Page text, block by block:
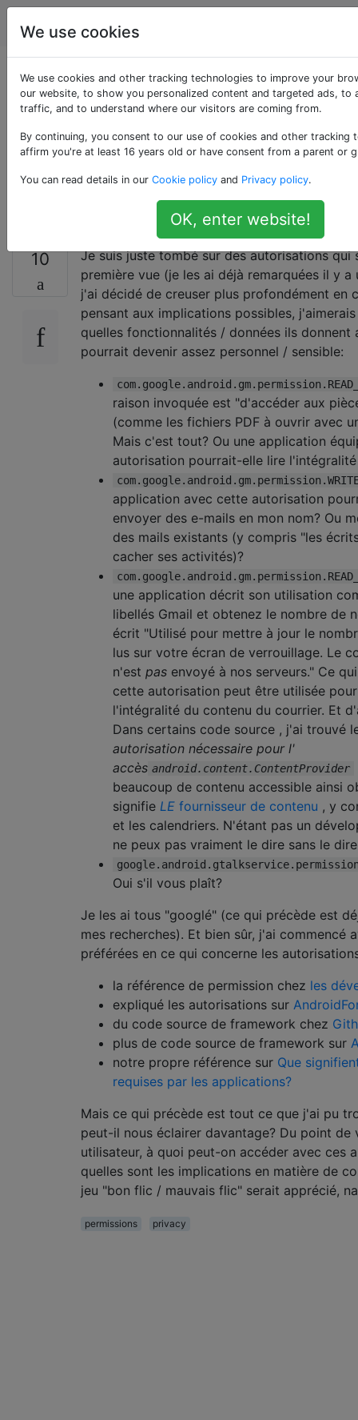
Android
Qu'est-ce qui se
cache derrière ces
autorisations Gmail /
10
Je suis juste tombé sur des autorisations qui
première vue (je les ai déjà remarquées il y a
j'ai décidé de creuser plus profondément en
pensant aux implications possibles,
quelles fonctionnalités / données ils donnent
pourrait devenir assez personnel / sensible:
raison invoquée est "d'accéder aux
(comme les fichiers PDF à ouvrir avec
Mais c'est tout? Ou une application
autorisation pourrait-elle lire
application avec cette autorisation
envoyer des e-mails en mon nom? Ou
des mails existants (y compris "les
cacher ses activités)?
une application décrit son utilisation
libellés Gmail et obtenez le nombre de
écrit "Utilisé pour mettre à jour le
lus sur votre écran de verrouillage. Le
n'est pas envoyé à nos serveurs." Ce
cette autorisation peut être utilisée
l'intégralité du contenu du courrier. Et
Dans certains code source , j'ai trouvé
autorisation nécessaire pour l'
accès android.content.ContentProvider
beaucoup de contenu accessible ainsi
signifie LE fournisseur de contenu , y
et les calendriers. N'étant pas un
ne peux pas vraiment le dire sans le
Oui s'il vous plaît?
Je les ai tous "googlé" (ce qui précède est
mes recherches). Et bien sûr, j'ai commencé
préférées en ce qui concerne les
la référence de permission chez les
expliqué les autorisations sur
du code source de framework chez
plus de code source de framework sur
notre propre référence sur Que
requises par les applications?
Mais ce qui précède est tout ce que j'ai pu
peut-il nous éclairer davantage? Du point de
utilisateur, à quoi peut-on accéder avec ces
quelles sont les implications en matière de
jeu "bon flic / mauvais flic" serait apprécié,
permissions privacy
We use cookies
We use cookies and other tracking technologies to improve your
our website, to show you personalized content and targeted ads, to
traffic, and to understand where our visitors are coming from.
By continuing, you consent to our use of cookies and other tracking
affirm you're at least 16 years old or have consent from a parent or
You can read details in our Cookie policy and Privacy policy.
OK, enter website!